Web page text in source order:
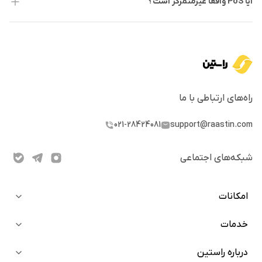
گران‌قیمت نیاز دارد.
اثبات سهام (Proof of Stake - PoS)
: جایگزینی کم‌مصرف‌تر
استیک‌شده در شبکه، حق اعتبارسنجی دارند.
بهبودیافته‌ی PoS هستند.
مشخصی از ارز دیجیتال شبکه را استیک (سپرده‌گذاری) کرده‌اند، به‌عنوان
ریاضی انجام دهند، در PoS اعتبارسنج‌ها بر اساس مقدار توکن‌هایی که
راه‌های ارتباطی با ما
support@raastin.com
021-28424081
شبکه‌های اجتماعی
امکانات
خرید آنی
دعوت از دوستان
خدمات
بلاگ
درباره راستین